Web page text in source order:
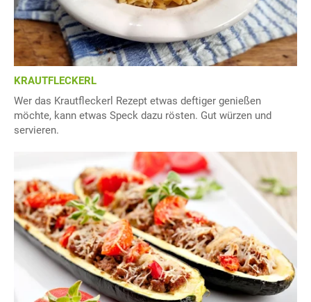
KRAUTFLECKERL
Wer das Krautfleckerl Rezept etwas deftiger genießen
möchte, kann etwas Speck dazu rösten. Gut würzen und
servieren.